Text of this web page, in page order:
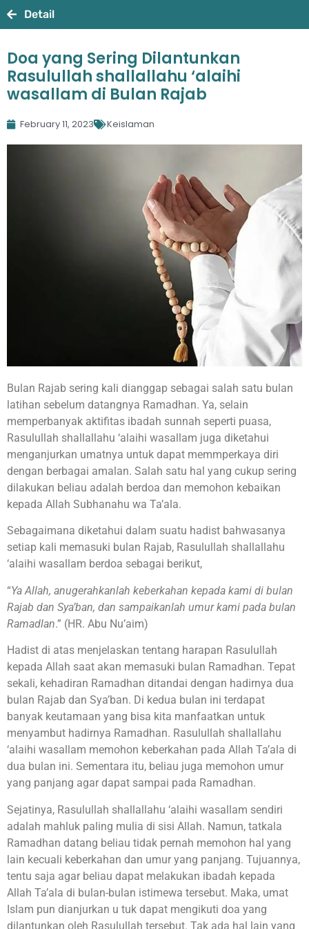
Detail
Doa yang Sering Dilantunkan
Rasulullah shallallahu ‘alaihi
wasallam di Bulan Rajab
February 11, 2023 Keislaman
Bulan Rajab sering kali dianggap sebagai salah satu bulan
latihan sebelum datangnya Ramadhan. Ya, selain
memperbanyak aktifitas ibadah sunnah seperti puasa,
Rasulullah shallallahu ‘alaihi wasallam juga diketahui
menganjurkan umatnya untuk dapat memmperkaya diri
dengan berbagai amalan. Salah satu hal yang cukup sering
dilakukan beliau adalah berdoa dan memohon kebaikan
kepada Allah Subhanahu wa Ta’ala.
Sebagaimana diketahui dalam suatu hadist bahwasanya
setiap kali memasuki bulan Rajab, Rasulullah shallallahu
‘alaihi wasallam berdoa sebagai berikut,
“Ya Allah, anugerahkanlah keberkahan kepada kami di bulan
Rajab dan Sya’ban, dan sampaikanlah umur kami pada bulan
Ramadlan.” (HR. Abu Nu’aim)
Hadist di atas menjelaskan tentang harapan Rasulullah
kepada Allah saat akan memasuki bulan Ramadhan. Tepat
sekali, kehadiran Ramadhan ditandai dengan hadirnya dua
bulan Rajab dan Sya’ban. Di kedua bulan ini terdapat
banyak keutamaan yang bisa kita manfaatkan untuk
menyambut hadirnya Ramadhan. Rasulullah shallallahu
‘alaihi wasallam memohon keberkahan pada Allah Ta’ala di
dua bulan ini. Sementara itu, beliau juga memohon umur
yang panjang agar dapat sampai pada Ramadhan.
Sejatinya, Rasulullah shallallahu ‘alaihi wasallam sendiri
adalah mahluk paling mulia di sisi Allah. Namun, tatkala
Ramadhan datang beliau tidak pernah memohon hal yang
lain kecuali keberkahan dan umur yang panjang. Tujuannya,
tentu saja agar beliau dapat melakukan ibadah kepada
Allah Ta’ala di bulan-bulan istimewa tersebut. Maka, umat
Islam pun dianjurkan u tuk dapat mengikuti doa yang
dilantunkan oleh Rasulullah tersebut. Tak ada hal lain yang